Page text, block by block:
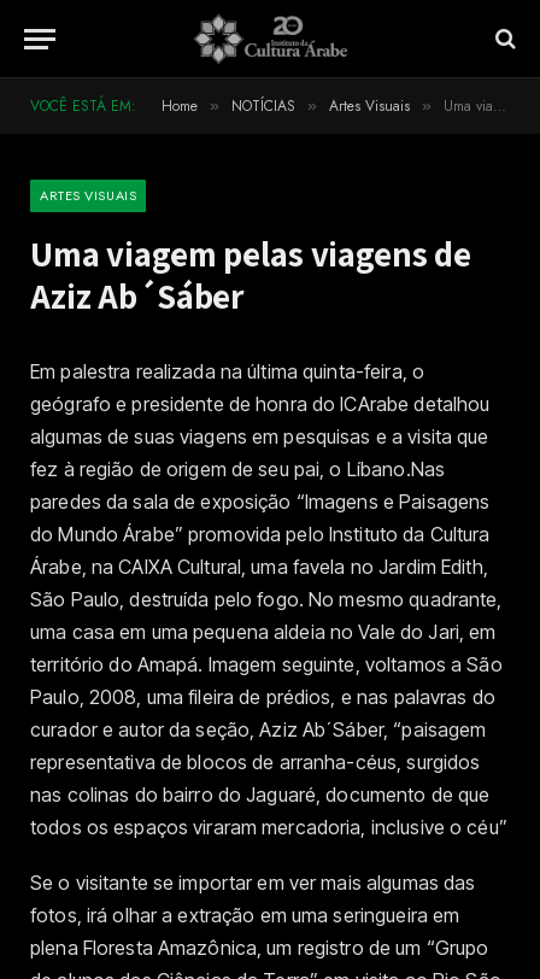
VOCÊ ESTÁ EM: Home » NOTÍCIAS » Artes Visuais » Uma viagem pelas viagens de Aziz Ab´Sáber
ARTES VISUAIS
Uma viagem pelas viagens de
Aziz Ab´Sáber
Em palestra realizada na última quinta-feira, o
geógrafo e presidente de honra do ICArabe detalhou
algumas de suas viagens em pesquisas e a visita que
fez à região de origem de seu pai, o Líbano.Nas
paredes da sala de exposição “Imagens e Paisagens
do Mundo Árabe” promovida pelo Instituto da Cultura
Árabe, na CAIXA Cultural, uma favela no Jardim Edith,
São Paulo, destruída pelo fogo. No mesmo quadrante,
uma casa em uma pequena aldeia no Vale do Jari, em
território do Amapá. Imagem seguinte, voltamos a São
Paulo, 2008, uma fileira de prédios, e nas palavras do
curador e autor da seção, Aziz Ab´Sáber, “paisagem
representativa de blocos de arranha-céus, surgidos
nas colinas do bairro do Jaguaré, documento de que
todos os espaços viraram mercadoria, inclusive o céu”
Se o visitante se importar em ver mais algumas das
fotos, irá olhar a extração em uma seringueira em
plena Floresta Amazônica, um registro de um “Grupo